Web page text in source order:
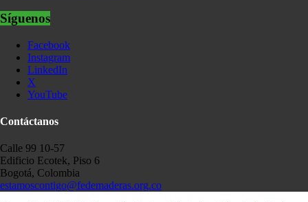
Síguenos
Facebook
Instagram
LinkedIn
X
YouTube
Contáctanos
Calle 99 10-57
Edificio Ecotek, Piso 6
Bogotá, Colombia
estamoscontigo@fedemaderas.org.co